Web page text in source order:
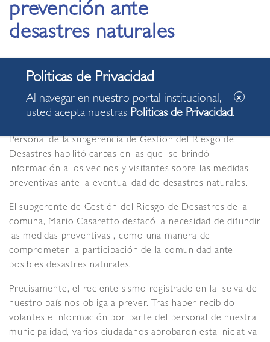
prevención ante
desastres naturales
27.05.2019
Cultivar el hábito de la prevención es el objetivo de la
campaña de sensibilización realizada por la Municipalidad
Personal de la subgerencia de Gestión del Riesgo de
Desastres habilitó carpas en las que se brindó
información a los vecinos y visitantes sobre las medidas
preventivas ante la eventualidad de desastres naturales.
El subgerente de Gestión del Riesgo de Desastres de la
comuna, Mario Casaretto destacó la necesidad de difundir
las medidas preventivas , como una manera de
comprometer la participación de la comunidad ante
posibles desastres naturales.
Precisamente, el reciente sismo registrado en la selva de
nuestro país nos obliga a prever. Tras haber recibido
volantes e información por parte del personal de nuestra
municipalidad, varios ciudadanos aprobaron esta iniciativa
Al navegar en nuestro portal institucional,
usted acepta nuestras Politicas de Privacidad.